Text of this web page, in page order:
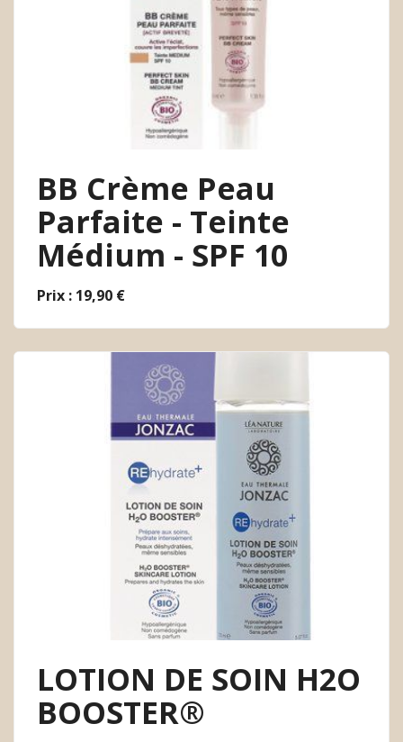
BB Crème Peau
Parfaite - Teinte
Médium - SPF 10
Prix : 19,90 €
LOTION DE SOIN H2O
BOOSTER®